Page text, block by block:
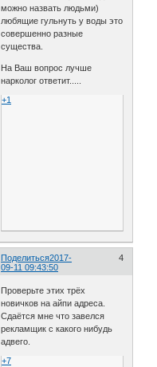
можно назвать людьми)
любящие гульнуть у воды это
совершенно разные
существа.
На Ваш вопрос лучше
нарколог ответит.....
+1
Поделиться 4
2017-
09-11 09:43:50
Проверьте этих трёх
новичков на айпи адреса.
Сдаётся мне что завелся
рекламщик с какого нибудь
адвего.
+7